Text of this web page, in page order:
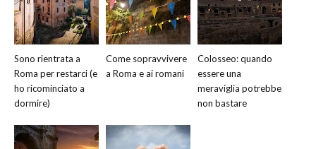
Sono rientrata a
Roma per restarci (e
ho ricominciato a
dormire)
Come sopravvivere
a Roma e ai romani
Colosseo: quando
essere una
meraviglia potrebbe
non bastare